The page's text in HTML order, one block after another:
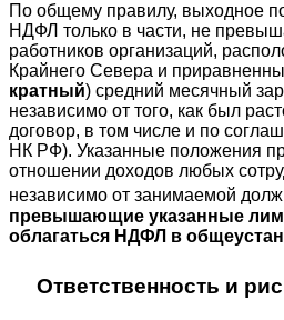
По общему правилу, выходное
НДФЛ только в части, не
работников организаций,
Крайнего Севера и
кратный) средний месячный
независимо от того, как был
договор, в том числе и по
НК РФ). Указанные положения
отношении доходов любых
независимо от занимаемой
превышающие указанные
облагаться НДФЛ в
Ответственность и